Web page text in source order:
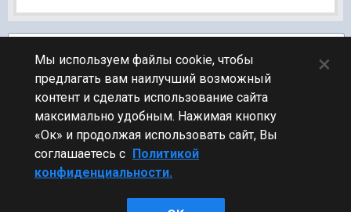
ПЕРЕЙТИ К СПИСКУ ТЕМ
Турнирный клуб
Стиль
Мы используем файлы cookie, чтобы
предлагать вам наилучший возможный
контент и сделать использование сайта
максимально удобным. Нажимая кнопку
«Ок» и продолжая использовать сайт, Вы
соглашаетесь с Политикой
конфиденциальности.
×